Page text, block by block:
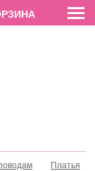
EN РУС
Платья